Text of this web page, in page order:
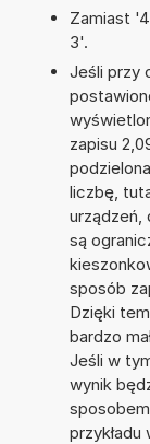
Zamiast
3'.
Jeśli przy
zapisu
liczbę,
urządzeń,
są
sposób
Dzięki
bardzo
Jeśli w
wynik
przykładu